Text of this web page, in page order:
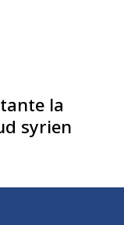
la
syrien